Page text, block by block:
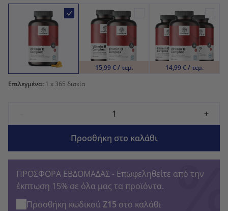
15,99 € / τεμ.
14,99 € / τεμ.
Επιλεγμένα: 1 x 365 δισκία
+
Προσθήκη στο καλάθι
ΠΡΟΣΦΟΡΑ ΕΒΔΟΜΑΔΑΣ - Επωφεληθείτε από την
έκπτωση 15% σε όλα μας τα προϊόντα.
Προσθήκη κωδικού Z15 στο καλάθι